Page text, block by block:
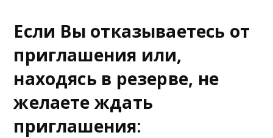
Если Вы отказываетесь от
приглашения или,
находясь в резерве, не
желаете ждать
приглашения: